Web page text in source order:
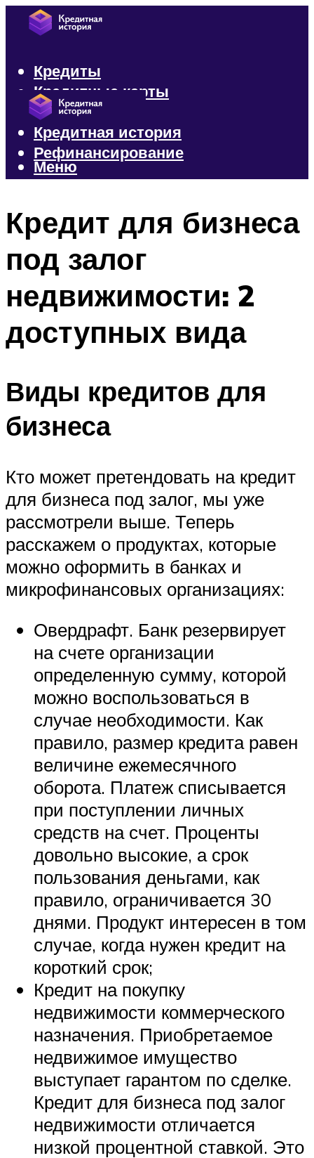
Кредиты
Кредитные карты
Микрозаймы
Кредитная история
Рефинансирование
Меню
Кредит для бизнеса
под залог
недвижимости: 2
доступных вида
Виды кредитов для
бизнеса
Кто может претендовать на кредит
для бизнеса под залог, мы уже
рассмотрели выше. Теперь
расскажем о продуктах, которые
можно оформить в банках и
микрофинансовых организациях:
Овердрафт. Банк резервирует
на счете организации
определенную сумму, которой
можно воспользоваться в
случае необходимости. Как
правило, размер кредита равен
величине ежемесячного
оборота. Платеж списывается
при поступлении личных
средств на счет. Проценты
довольно высокие, а срок
пользования деньгами, как
правило, ограничивается 30
днями. Продукт интересен в том
случае, когда нужен кредит на
короткий срок;
Кредит на покупку
недвижимости коммерческого
назначения. Приобретаемое
недвижимое имущество
выступает гарантом по сделке.
Кредит для бизнеса под залог
недвижимости отличается
низкой процентной ставкой. Это